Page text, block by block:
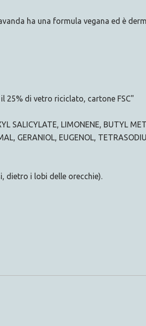
ha una formula vegana ed è
25% di vetro riciclato, cartone FSC"
SALICYLATE, LIMONENE, BUTYL
GERANIOL, EUGENOL,
dietro i lobi delle orecchie).